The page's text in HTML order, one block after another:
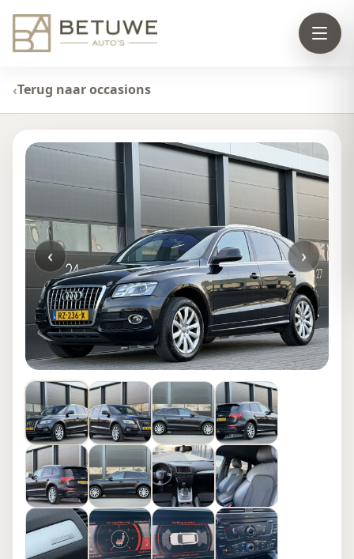
Terug naar occasions
‹ ›